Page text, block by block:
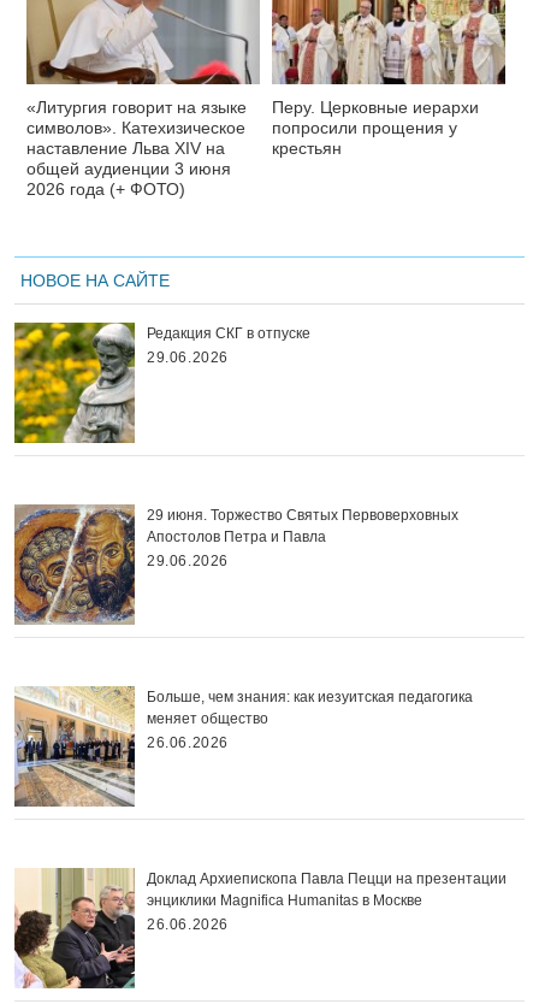
«Литургия говорит на языке
символов». Катехизическое
наставление Льва XIV на
общей аудиенции 3 июня
2026 года (+ ФОТО)
Перу. Церковные иерархи
попросили прощения у
крестьян
НОВОЕ НА САЙТЕ
Редакция СКГ в отпуске
29.06.2026
29 июня. Торжество Святых Первоверховных
Апостолов Петра и Павла
29.06.2026
Больше, чем знания: как иезуитская педагогика
меняет общество
26.06.2026
Доклад Архиепископа Павла Пецци на презентации
энциклики Magnifica Нumanitas в Москве
26.06.2026